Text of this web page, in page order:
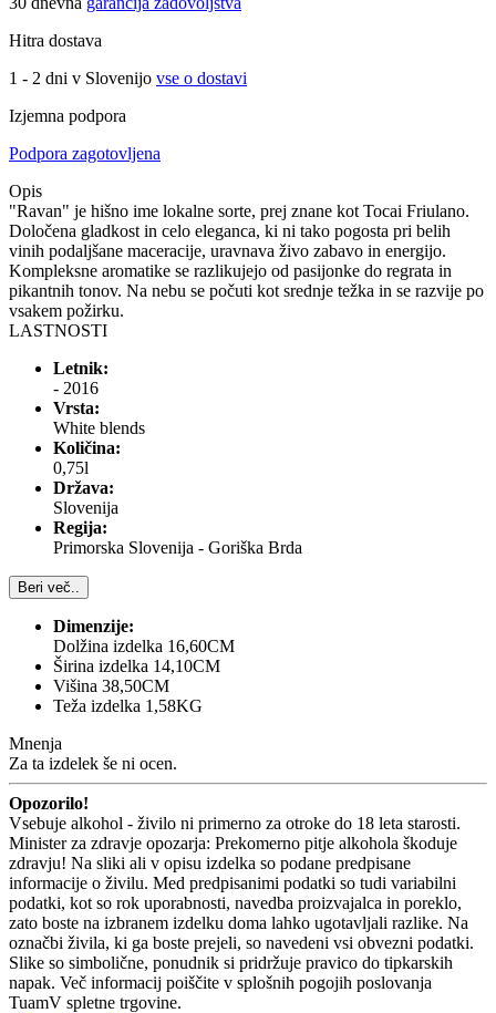
Hitra dostava
1 - 2 dni v Slovenijo vse o dostavi
Izjemna podpora
Podpora zagotovljena
Opis
"Ravan" je hišno ime lokalne sorte, prej znane kot Tocai Friulano.
Določena gladkost in celo eleganca, ki ni tako pogosta pri belih
vinih podaljšane maceracije, uravnava živo zabavo in energijo.
Kompleksne aromatike se razlikujejo od pasijonke do regrata in
pikantnih tonov. Na nebu se počuti kot srednje težka in se razvije po
vsakem požirku.
LASTNOSTI
Letnik:
- 2016
Vrsta:
White blends
Količina:
0,75l
Država:
Slovenija
Regija:
Primorska Slovenija - Goriška Brda
Beri več..
Dimenzije:
Dolžina izdelka 16,60CM
Širina izdelka 14,10CM
Višina 38,50CM
Teža izdelka 1,58KG
Mnenja
Za ta izdelek še ni ocen.
Opozorilo!
Vsebuje alkohol - živilo ni primerno za otroke do 18 leta starosti.
Minister za zdravje opozarja: Prekomerno pitje alkohola škoduje
zdravju! Na sliki ali v opisu izdelka so podane predpisane
informacije o živilu. Med predpisanimi podatki so tudi variabilni
podatki, kot so rok uporabnosti, navedba proizvajalca in poreklo,
zato boste na izbranem izdelku doma lahko ugotavljali razlike. Na
označbi živila, ki ga boste prejeli, so navedeni vsi obvezni podatki.
Slike so simbolične, ponudnik si pridržuje pravico do tipkarskih
napak. Več informacij poiščite v splošnih pogojih poslovanja
TuamV spletne trgovine.